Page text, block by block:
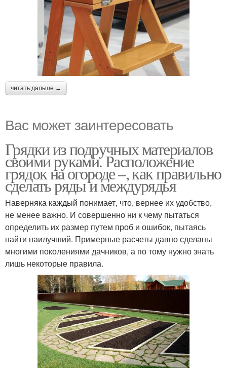
читать дальше →
Вас может заинтересовать
Грядки из подручных материалов
своими руками. Расположение
грядок на огороде –, как правильно
сделать ряды и междурядья
Наверняка каждый понимает, что, вернее их удобство,
не менее важно. И совершенно ни к чему пытаться
определить их размер путем проб и ошибок, пытаясь
найти наилучший. Примерные расчеты давно сделаны
многими поколениями дачников, а по тому нужно знать
лишь некоторые правила.